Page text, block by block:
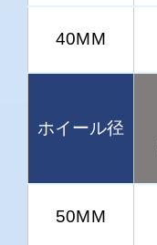
40MM
ホイール径
50MM